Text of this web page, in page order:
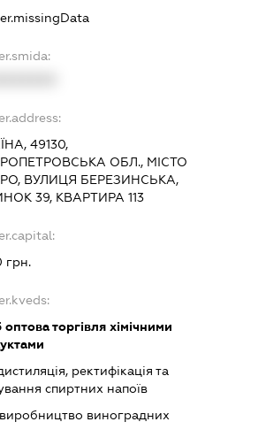
49130,
ОБЛ., МІСТО
ВУЛИЦЯ БЕРЕЗИНСЬКА,
39, КВАРТИРА 113
грн.
оптова торгівля хімічними
ректифікація та
спиртних напоїв
виробництво виноградних